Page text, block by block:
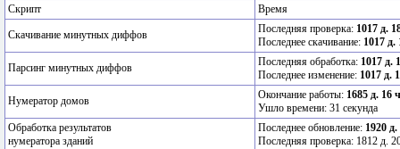
Скрипт Время
Скачивание минутных диффов Последняя проверка: 1017 д.
Последнее скачивание: 1017 д.
Парсинг минутных диффов Последняя обработка: 1017 д.
Последнее изменение: 1017 д.
Нумератор домов Окончание работы: 1685 д. 16
Ушло времени: 31 секунда
Обработка результатов
нумератора зданий
Последнее обновление: 1920
Последняя проверка: 1812 д.